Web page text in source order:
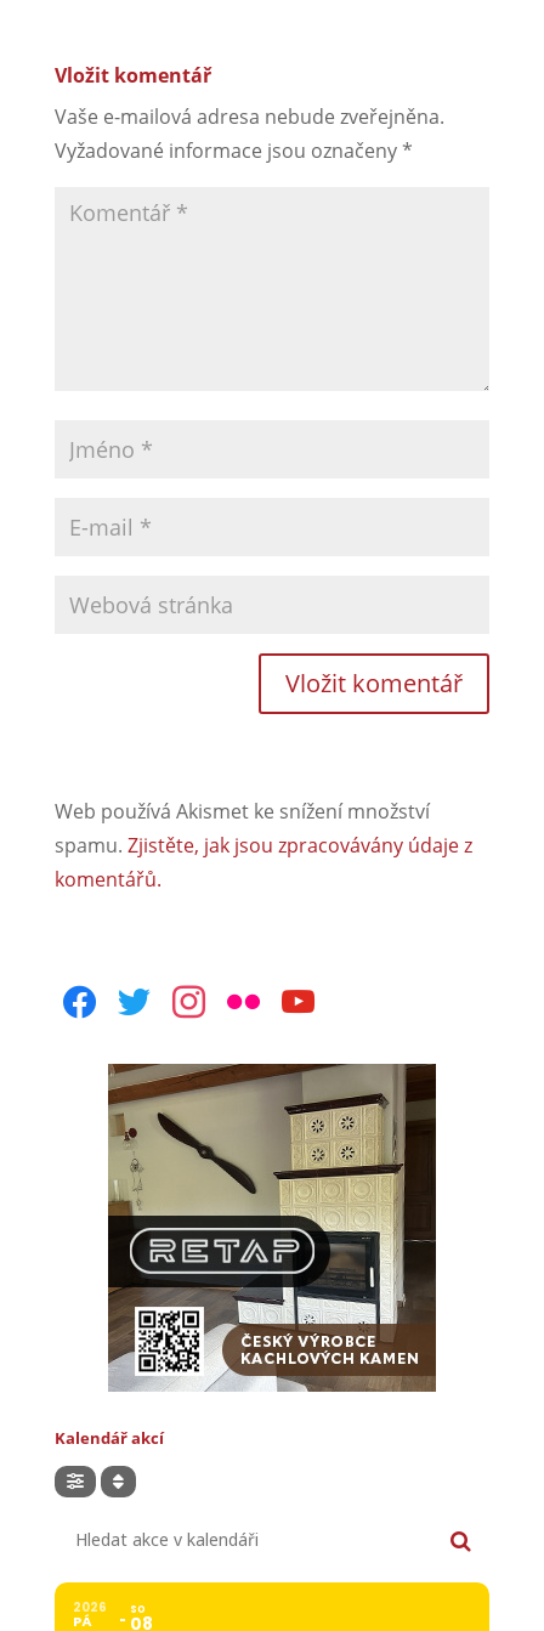
Vložit komentář
Vaše e-mailová adresa nebude zveřejněna.
Vyžadované informace jsou označeny*
Web používá Akismet ke snížení množství
spamu. Zjistěte, jak jsou zpracovávány údaje z
komentářů.
facebooktwitterinstagram
flickr youtube
Kalendář akcí
2026
PÁ
SO
08